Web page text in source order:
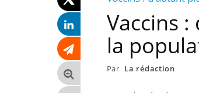
Vaccins
la
Par La rédaction